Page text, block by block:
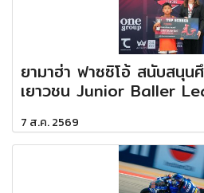
ยามาฮ่า ฟาซซิโอ้ สนับสนุน
เยาวชน Junior Baller
7 ส.ค. 2569